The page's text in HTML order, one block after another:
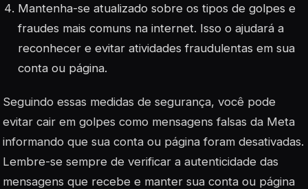
Mantenha-se atualizado sobre os tipos de golpes e
fraudes mais comuns na internet. Isso o ajudará a
reconhecer e evitar atividades fraudulentas em sua
conta ou página.
Seguindo essas medidas de segurança, você pode
evitar cair em golpes como mensagens falsas da Meta
informando que sua conta ou página foram desativadas.
Lembre-se sempre de verificar a autenticidade das
mensagens que recebe e manter sua conta ou página